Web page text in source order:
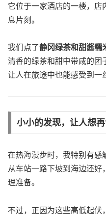
它位于一家酒店的一楼，店
息片刻。
我们点了静冈绿茶和甜酱糯
清香的绿茶和甜中带咸的团
让人在旅途中也能感受到一
小小的发现，让人想
在热海漫步时，我特别有感
从车站一路下坡到海边还
理准备。
不过，正因为这些高低起伏